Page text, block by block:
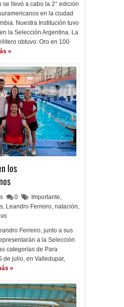
se llevó a cabo la 2° edición
en la ciudad
Nuestra Institución tuvo
la Selección Argentina. La
obtuvo: Oro en 100
»
los
0 Importante,
, Leandro Ferreiro, natación,
Ferreiro, junto a sus
a la Selección
categorías de Para
de julio, en Valledupar,
»